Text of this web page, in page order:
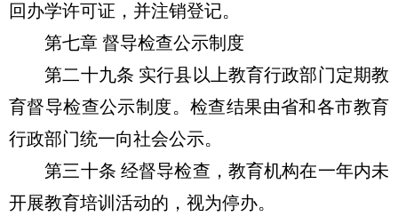
回办学许可证，并注销登记。
第七章 督导检查公示制度
第二十九条 实行县以上教育行政部门定期教
育督导检查公示制度。检查结果由省和各市教育
行政部门统一向社会公示。
第三十条 经督导检查，教育机构在一年内未
开展教育培训活动的，视为停办。